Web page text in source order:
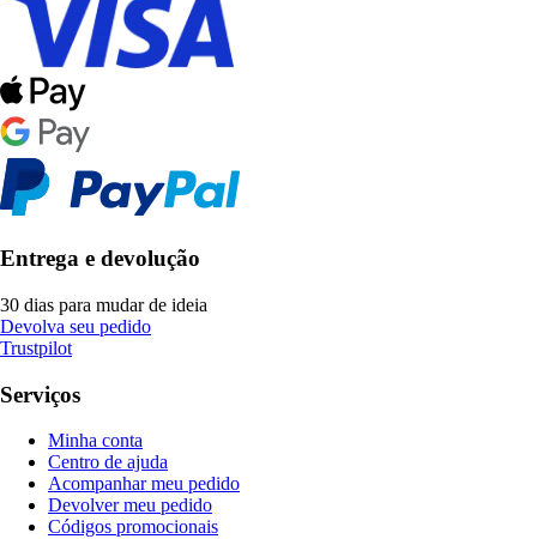
Entrega e devolução
30 dias para mudar de ideia
Devolva seu pedido
Trustpilot
Serviços
Minha conta
Centro de ajuda
Acompanhar meu pedido
Devolver meu pedido
Códigos promocionais